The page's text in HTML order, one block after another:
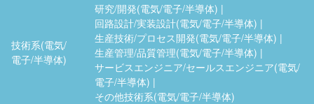
技術系(電気/
電子/半導体)
研究/開発(電気/電子/半導体)
回路設計/実装設計(電気/電子/半導体)
生産技術/プロセス開発(電気/電子/半導体)
生産管理/品質管理(電気/電子/半導体)
サービスエンジニア/セールスエンジニア(電気/
電子/半導体)
その他技術系(電気/電子/半導体)